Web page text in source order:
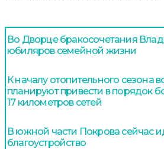
Во Дворце бракосочетания
юбиляров семейной жизни
К началу отопительного сезона
планируют привести в порядок
17 километров сетей
В южной части Покрова сейчас
благоустройство